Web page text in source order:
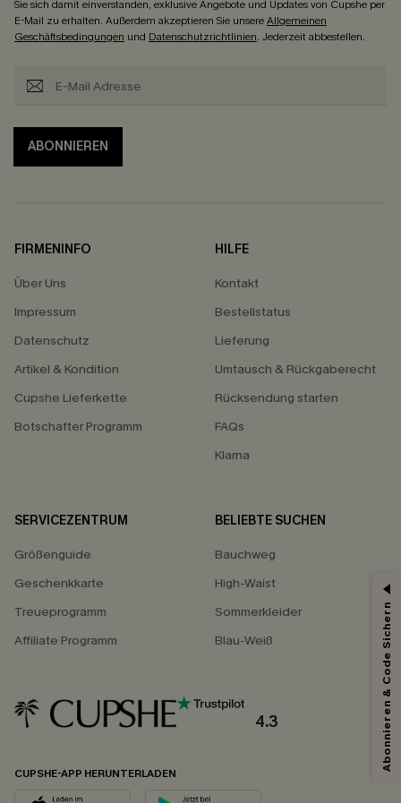
Sie sich damit einverstanden, exklusive Angebote und Updates von Cupshe per
E-Mail zu erhalten. Außerdem akzeptieren Sie unsereAllgemeinen
Geschäftsbedingungen und Datenschutzrichtlinien. Jederzeit abbestellen.
ABONNIEREN
FIRMENINFO
Über Uns
Impressum
Datenschutz
Artikel & Kondition
Cupshe Lieferkette
Botschafter Programm
HILFE
Kontakt
Bestellstatus
Lieferung
Umtausch & Rückgaberecht
Rücksendung starten
FAQs
Klarna
SERVICEZENTRUM
Größenguide
Geschenkkarte
Treueprogramm
Affiliate Programm
BELIEBTE SUCHEN
Bauchweg
High-Waist
Sommerkleider
Blau-Weiß
4.3
CUPSHE-APP HERUNTERLADEN
Abonnieren & Code Sichern